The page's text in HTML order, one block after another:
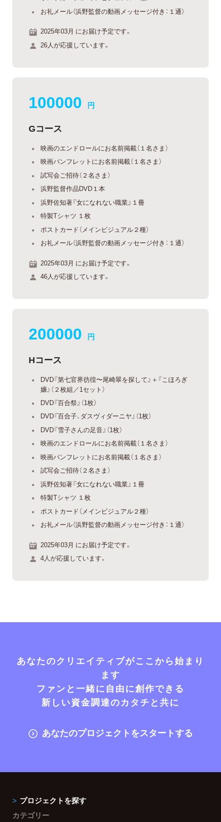
お礼メール（浜野監督の動画メッセージ付き：１通）
2025年03月 にお届け予定です。
26人が応援しています。
100000 円
Gコース
映画のエンドロールにお名前掲載（１名さま）
映画パンフレットにお名前掲載（１名さま）
試写会ご招待（２名さま）
浜野監督作品DVD１本
浜野佐知著『女になれない職業』１冊
特製Tシャツ １枚
ポストカード（メインビジュアル２種）
お礼メール（浜野監督の動画メッセージ付き：１通）
2025年03月 にお届け予定です。
46人が応援しています。
200000 円
Hコース
DVD『第七官界彷徨〜尾崎翠を探して』＋『こほろぎ
嬢』（２枚組／1セット）
DVD『百合祭』（1枚）
DVD『百合子、ダスヴィダーニヤ』（1枚）
DVD『雪子さんの足音』（1枚）
映画のエンドロールにお名前掲載（１名さま）
映画パンフレットにお名前掲載（１名さま）
試写会ご招待（２名さま）
浜野佐知著『女になれない職業』１冊
特製Tシャツ １枚
ポストカード（メインビジュアル２種）
お礼メール（浜野監督の動画メッセージ付き：１通）
2025年03月 にお届け予定です。
4人が応援しています。
あなたのクリエイティブがここから始まり
ます
ファンと一緒に自由に創作できる
新しい資金調達のカタチと共に
あなたのプロジェクトをスタートする
プロジェクトを探す
カテゴリー